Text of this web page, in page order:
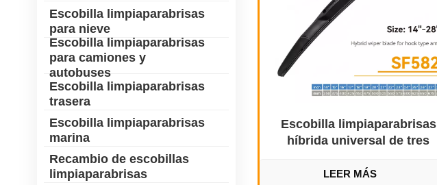
Escobilla limpiaparabrisas
para nieve
Escobilla limpiaparabrisas
para camiones y
autobuses
Escobilla limpiaparabrisas
trasera
Escobilla limpiaparabrisas
marina
Recambio de escobillas
limpiaparabrisas
Escobilla limpiaparabrisas
híbrida universal de tres
LEER MÁS